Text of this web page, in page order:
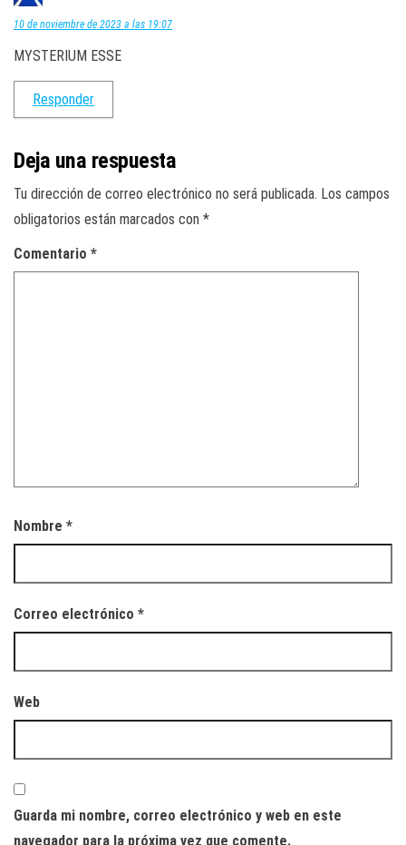
10 de noviembre de 2023 a las 19:07
MYSTERIUM ESSE
Responder
Deja una respuesta
Tu dirección de correo electrónico no será publicada. Los campos
obligatorios están marcados con *
Comentario *
Nombre *
Correo electrónico *
Web
Guarda mi nombre, correo electrónico y web en este
navegador para la próxima vez que comente.